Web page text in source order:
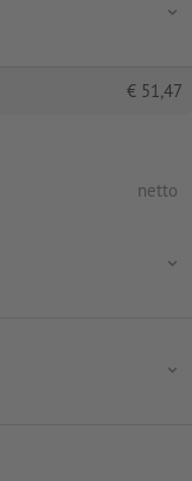
€ 51,47
netto